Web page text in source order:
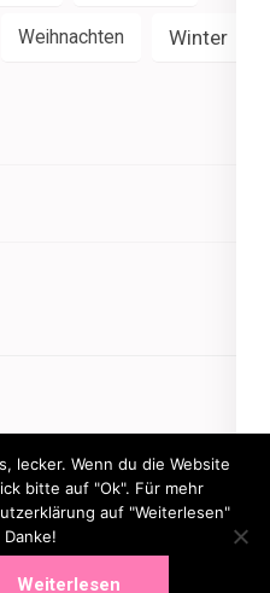
Weihnachten Winter
lecker. Wenn du die Website
bitte auf "Ok". Für mehr
auf "Weiterlesen"
Weiterlesen